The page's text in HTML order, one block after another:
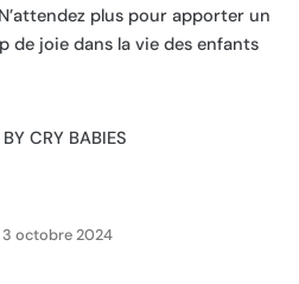
plus pour apporter un
de joie dans la vie des enfants
BY CRY BABIES
3 octobre 2024